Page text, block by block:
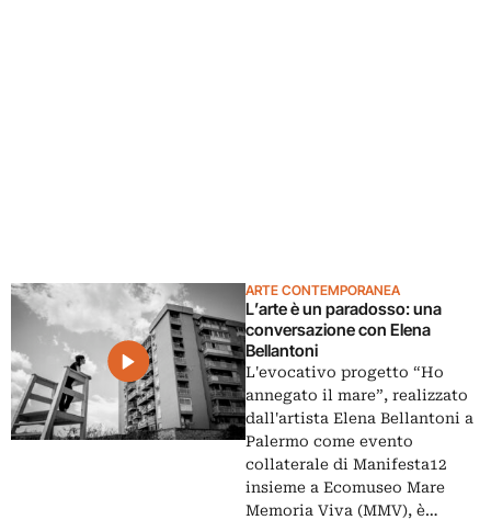
ARTE CONTEMPORANEA
L’arte è un paradosso: una
conversazione con Elena
Bellantoni
L'evocativo progetto “Ho
annegato il mare”, realizzato
dall'artista Elena Bellantoni a
Palermo come evento
collaterale di Manifesta12
insieme a Ecomuseo Mare
Memoria Viva (MMV), è…